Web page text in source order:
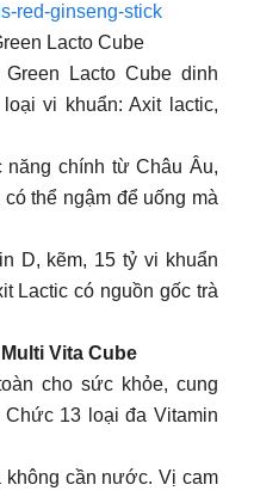
red-ginseng-stick
Lacto Cube
Lacto Cube dinh
vi khuẩn: Axit lactic,
năng chính từ Châu Âu,
thể ngậm để uống mà
D, kẽm, 15 tỷ vi khuẩn
Lactic có nguồn gốc trà
Vita Cube
cho sức khỏe, cung
13 loại đa Vitamin
không cần nước. Vị cam